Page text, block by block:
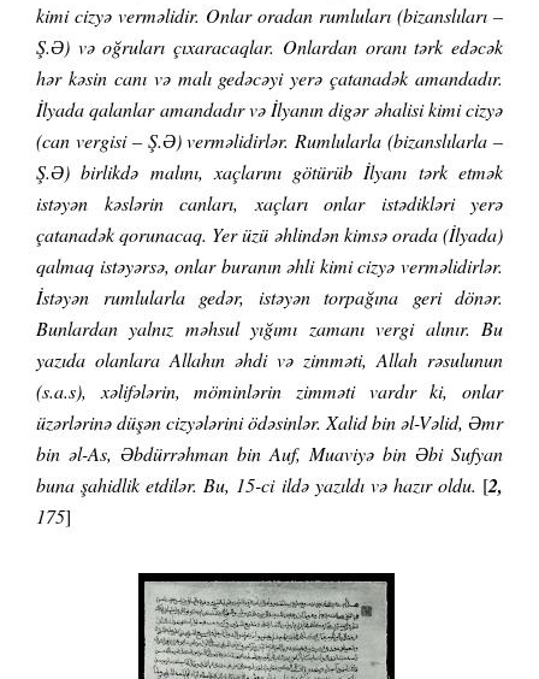
kimi cizyə verməlidir. Onlar oradan rumluları (bizanslıları –
Ş.Ə) və oğruları çıxaracaqlar. Onlardan oranı tərk edəcək
hər kəsin canı və malı gedəcəyi yerə çatanadək amandadır.
İlyada qalanlar amandadır və İlyanın digər əhalisi kimi cizyə
(can vergisi – Ş.Ə) verməlidirlər. Rumlularla (bizanslılarla –
Ş.Ə) birlikdə malını, xaçlarını götürüb İlyanı tərk etmək
istəyən kəslərin canları, xaçları onlar istədikləri yerə
çatanadək qorunacaq. Yer üzü əhlindən kimsə orada (İlyada)
qalmaq istəyərsə, onlar buranın əhli kimi cizyə verməlidirlər.
İstəyən rumlularla gedər, istəyən torpağına geri dönər.
Bunlardan yalnız məhsul yığımı zamanı vergi alınır. Bu
yazıda olanlara Allahın əhdi və zimməti, Allah rəsulunun
(s.a.s), xəlifələrin, möminlərin zimməti vardır ki, onlar
üzərlərinə düşən cizyələrini ödəsinlər. Xalid bin əl-Vəlid, Əmr
bin əl-As, Əbdürrəhman bin Auf, Muaviyə bin Əbi Sufyan
buna şahidlik etdilər. Bu, 15-ci ildə yazıldı və hazır oldu. [2,
175]